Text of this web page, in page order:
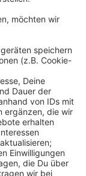
Überblick
wirklich
der